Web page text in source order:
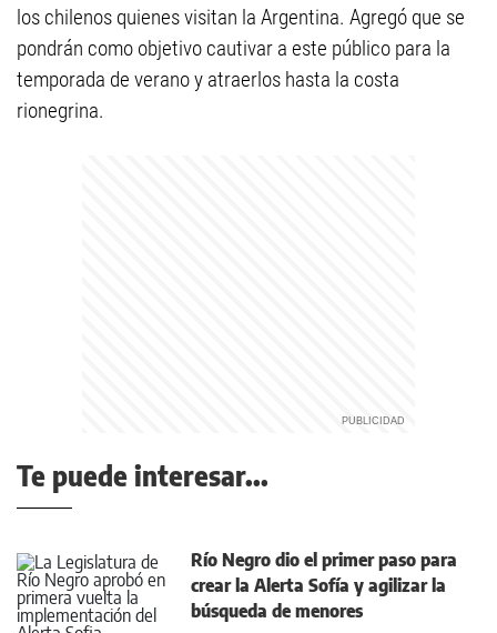
los chilenos quienes visitan la Argentina. Agregó que se
pondrán como objetivo cautivar a este público para la
temporada de verano y atraerlos hasta la costa
rionegrina.
Te puede interesar...
Río Negro dio el primer paso para
crear la Alerta Sofía y agilizar la
búsqueda de menores